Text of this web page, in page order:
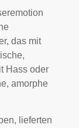
das mit
Hass oder
amorphe
lieferten